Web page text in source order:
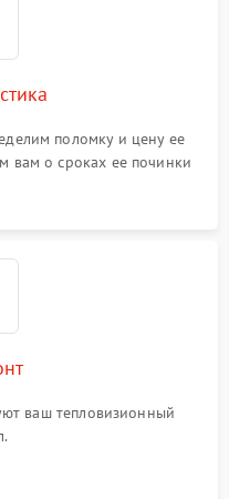
поломку и цену ее
вам о сроках ее починки
ваш тепловизионный